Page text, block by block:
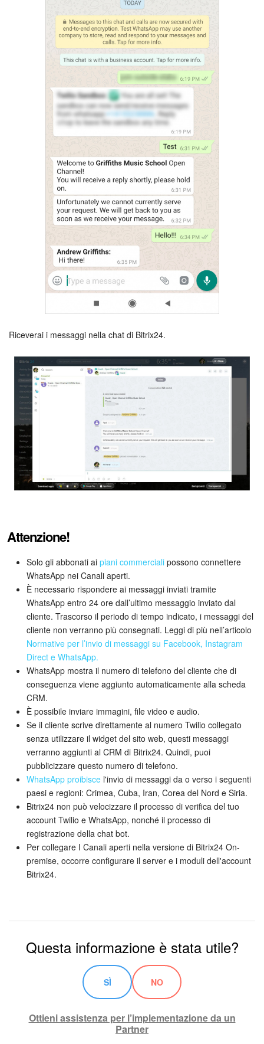
Riceverai i messaggi nella chat di Bitrix24.
Attenzione!
Solo gli abbonati ai piani commerciali possono connettere
WhatsApp nei Canali aperti.
È necessario rispondere ai messaggi inviati tramite
WhatsApp entro 24 ore dall’ultimo messaggio inviato dal
cliente. Trascorso il periodo di tempo indicato, i messaggi del
cliente non verranno più consegnati. Leggi di più nell’articolo
Normative per l’invio di messaggi su Facebook, Instagram
Direct e WhatsApp.
WhatsApp mostra il numero di telefono del cliente che di
conseguenza viene aggiunto automaticamente alla scheda
CRM.
È possibile inviare immagini, file video e audio.
Se il cliente scrive direttamente al numero Twilio collegato
senza utilizzare il widget del sito web, questi messaggi
verranno aggiunti al CRM di Bitrix24. Quindi, puoi
pubblicizzare questo numero di telefono.
WhatsApp proibisce l'invio di messaggi da o verso i seguenti
paesi e regioni: Crimea, Cuba, Iran, Corea del Nord e Siria.
Bitrix24 non può velocizzare il processo di verifica del tuo
account Twilio e WhatsApp, nonché il processo di
registrazione della chat bot.
Per collegare I Canali aperti nella versione di Bitrix24 On-
premise, occorre configurare il server e i moduli dell'account
Bitrix24.
Questa informazione è stata utile?
SÌ NO
Ottieni assistenza per l’implementazione da un
Partner